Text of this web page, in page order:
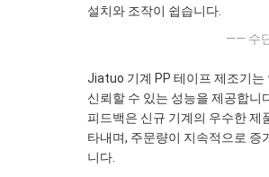
설치와 조작이 쉽습니다.
—— 수
Jiatuo 기계 PP 테이프 제조기는
신뢰할 수 있는 성능을 제공합니
피드백은 신규 기계의 우수한 제
타내며, 주문량이 지속적으로 증
니다.